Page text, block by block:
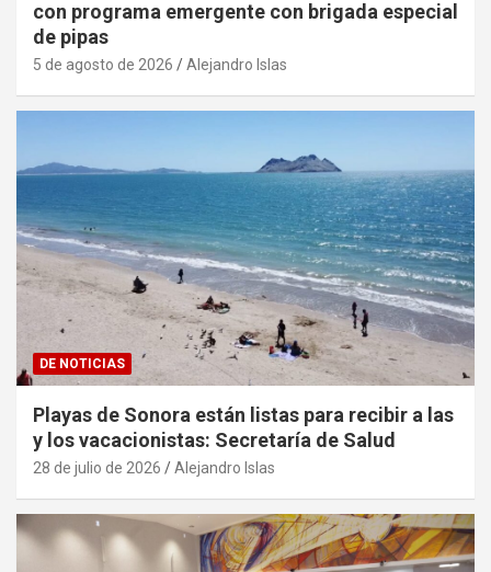
con programa emergente con brigada especial
de pipas
5 de agosto de 2026 Alejandro Islas
DE NOTICIAS
Playas de Sonora están listas para recibir a las
y los vacacionistas: Secretaría de Salud
28 de julio de 2026 Alejandro Islas